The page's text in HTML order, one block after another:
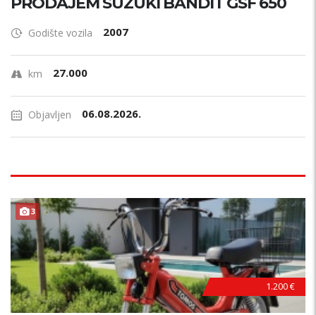
Godište vozila 2007
km 27.000
Objavljen 06.08.2026.
3
1.200 €